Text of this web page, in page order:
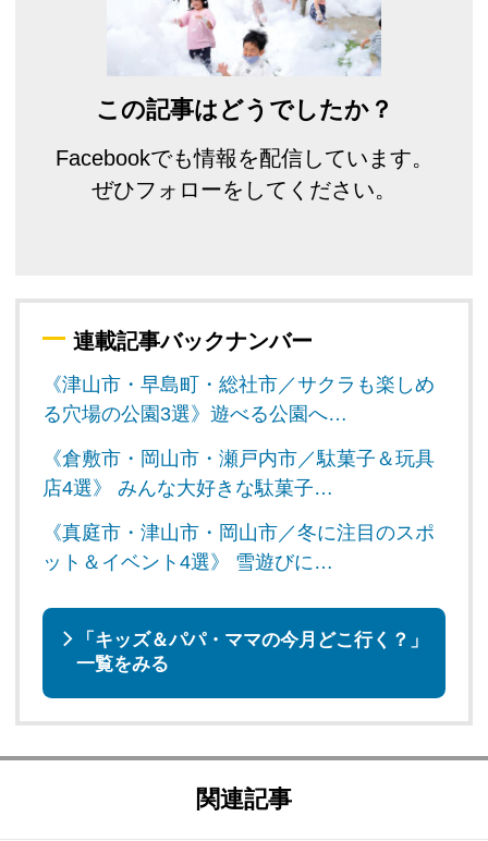
この記事はどうでしたか？
Facebookでも情報を配信しています。
ぜひフォローをしてください。
連載記事バックナンバー
《津山市・早島町・総社市／サクラも楽しめ
る穴場の公園3選》遊べる公園へ…
《倉敷市・岡山市・瀬戸内市／駄菓子＆玩具
店4選》 みんな大好きな駄菓子…
《真庭市・津山市・岡山市／冬に注目のスポ
ット＆イベント4選》 雪遊びに…
「キッズ＆パパ・ママの今月どこ行く？」
一覧をみる
関連記事